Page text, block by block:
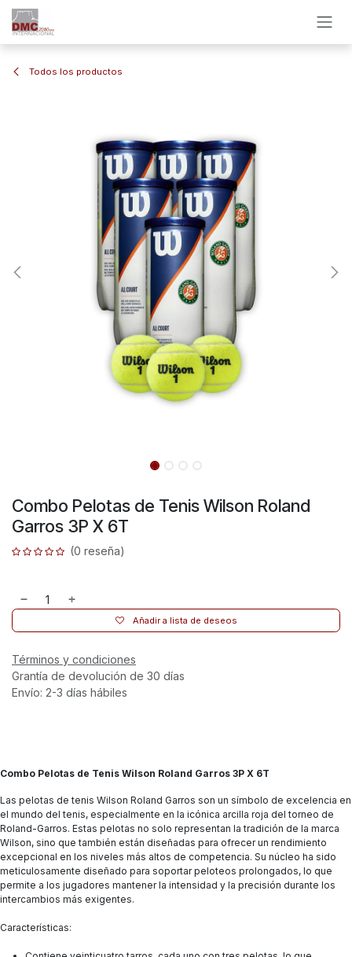
Todos los productos
Combo Pelotas de Tenis Wilson Roland
Garros 3P X 6T
(0 reseña)
Añadir a lista de deseos
Términos y condiciones
Grantía de devolución de 30 días
Envío: 2-3 días hábiles
Combo Pelotas de Tenis Wilson Roland Garros 3P X 6T
Las pelotas de tenis Wilson Roland Garros son un símbolo de excelencia en
el mundo del tenis, especialmente en la icónica arcilla roja del torneo de
Roland-Garros. Estas pelotas no solo representan la tradición de la marca
Wilson, sino que también están diseñadas para ofrecer un rendimiento
excepcional en los niveles más altos de competencia. Su núcleo ha sido
meticulosamente diseñado para soportar peloteos prolongados, lo que
permite a los jugadores mantener la intensidad y la precisión durante los
intercambios más exigentes.
Características: